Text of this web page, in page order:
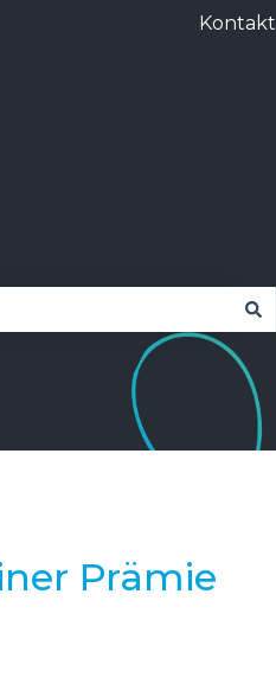
Kontakt
Prämie